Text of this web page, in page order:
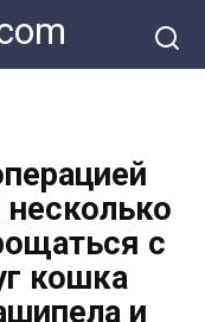
с
кошка
и